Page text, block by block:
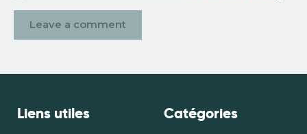
Liens utiles Catégories